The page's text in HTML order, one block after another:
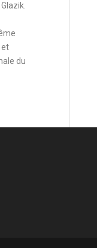
et
du